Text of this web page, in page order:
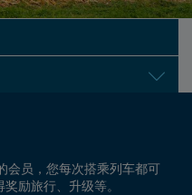
的自由之路，在Philadelphia重
DC为纪念开国元勋以
会员，您每次搭乘列车都可
励旅行、升级等。